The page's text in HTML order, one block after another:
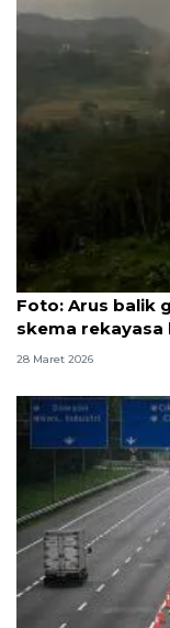
Foto
Foto: Arus balik
skema rekayasa
28 Maret 2026